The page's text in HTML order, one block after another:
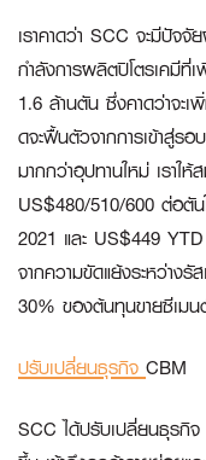
เราคาดว่า SCC จะมีปัจ
กำลังการผลิตปิโตรเคมีที่
1.6 ล้านตัน ซึ่งคาดว่าจะเ
ดจะฟื้นตัวจากการเข้าสู่รอ
มากกว่าอุปทานใหม่ เรา
US$480/510/600 ต่อตั
2021 และ US$449 YTD
จากความขัดแย้งระหว่าง
30% ของต้นทุนขายซีเม
ปรับเปลี่ยนธุรกิจ CBM
SCC ได้ปรับเปลี่ยนธุรกิ